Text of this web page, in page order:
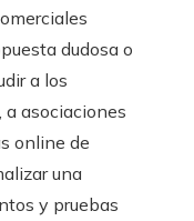
dudosa o
a los
a asociaciones
online de
una
y pruebas